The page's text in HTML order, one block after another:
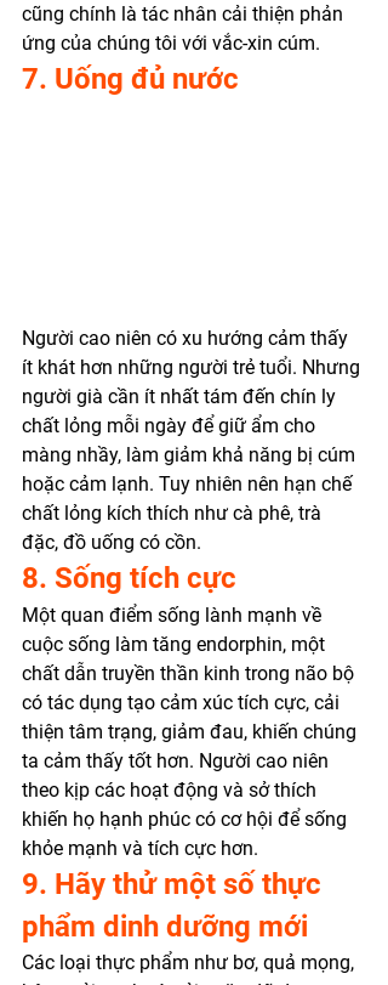
cũng chính là tác nhân cải thiện phản
ứng của chúng tôi với vắc-xin cúm.
7. Uống đủ nước
Người cao niên có xu hướng cảm thấy
ít khát hơn những người trẻ tuổi. Nhưng
người già cần ít nhất tám đến chín ly
chất lỏng mỗi ngày để giữ ẩm cho
màng nhầy, làm giảm khả năng bị cúm
hoặc cảm lạnh. Tuy nhiên nên hạn chế
chất lỏng kích thích như cà phê, trà
đặc, đồ uống có cồn.
8. Sống tích cực
Một quan điểm sống lành mạnh về
cuộc sống làm tăng endorphin, một
chất dẫn truyền thần kinh trong não bộ
có tác dụng tạo cảm xúc tích cực, cải
thiện tâm trạng, giảm đau, khiến chúng
ta cảm thấy tốt hơn. Người cao niên
theo kịp các hoạt động và sở thích
khiến họ hạnh phúc có cơ hội để sống
khỏe mạnh và tích cực hơn.
9. Hãy thử một số thực
phẩm dinh dưỡng mới
Các loại thực phẩm như bơ, quả mọng,